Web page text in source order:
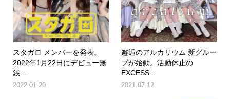
スタガロ メンバーを発表。
2022年1月22日にデビュー無
銭...
2022.01.20
邂逅のアルカリウム 新グルー
プが始動。活動休止の
EXCESS...
2021.07.12